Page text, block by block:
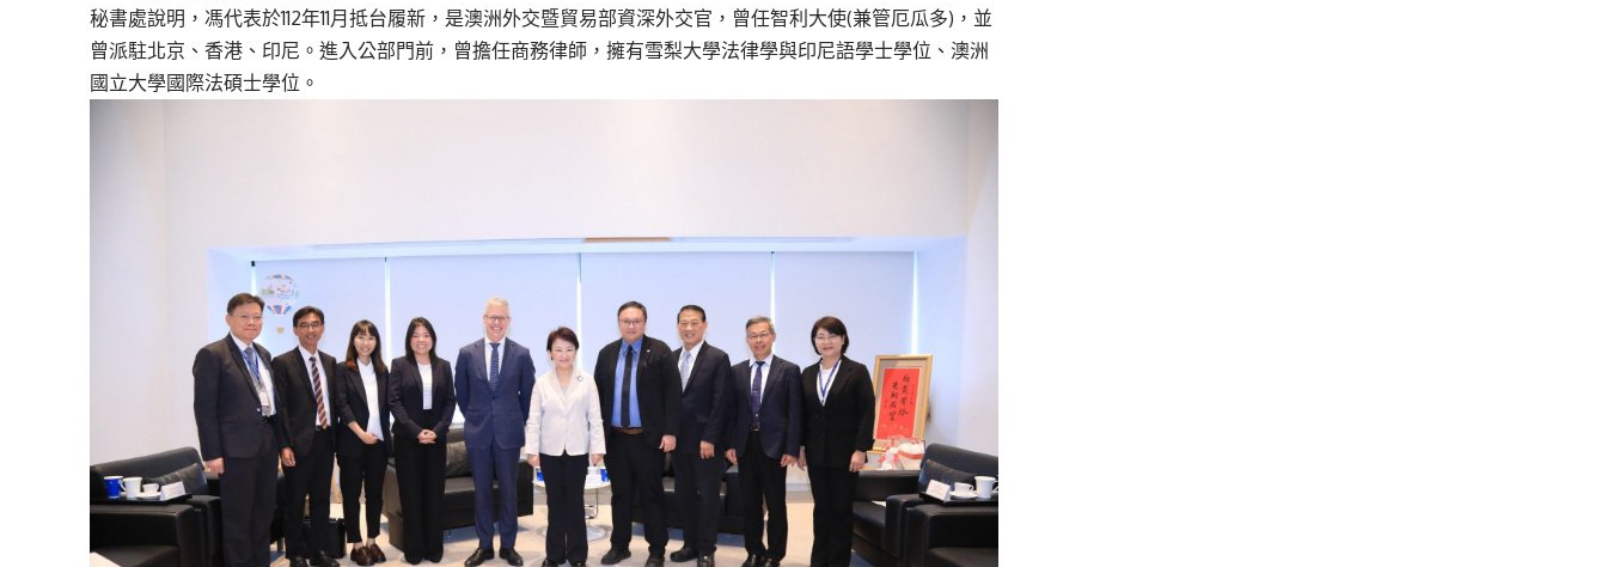
秘書處說明，馮代表於112年11月抵台履新，是澳洲外交暨貿易部資深外交官，曾任智利大使(兼管厄瓜多)，並
曾派駐北京、香港、印尼。進入公部門前，曾擔任商務律師，擁有雪梨大學法律學與印尼語學士學位、澳洲
國立大學國際法碩士學位。